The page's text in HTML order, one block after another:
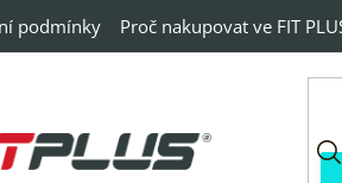
podmínky Proč nakupovat ve FIT